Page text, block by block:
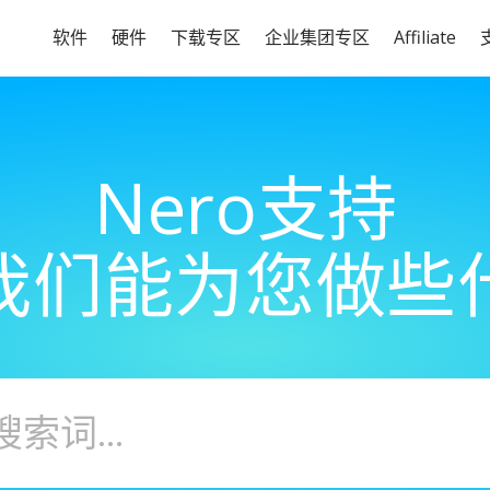
软件 硬件 下载专区 企业集团专区 Affiliate
Nero支持
们能为您做些